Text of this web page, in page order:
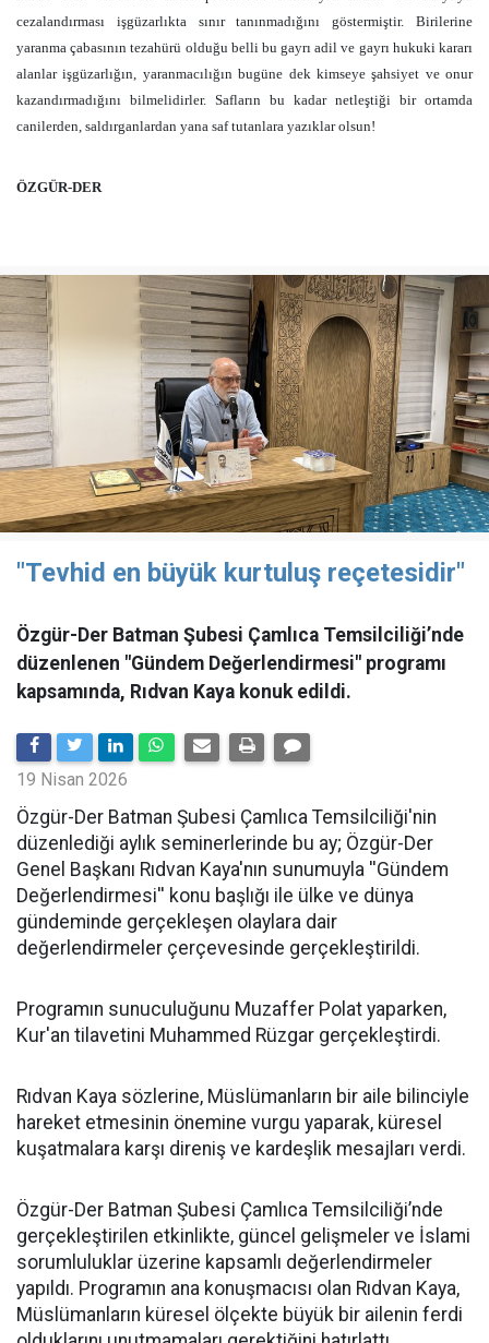
cezalandırması işgüzarlıkta sınır tanınmadığını göstermiştir. Birilerine
yaranma çabasının tezahürü olduğu belli bu gayrı adil ve gayrı hukuki kararı
alanlar işgüzarlığın, yaranmacılığın bugüne dek kimseye şahsiyet ve onur
kazandırmadığını bilmelidirler. Safların bu kadar netleştiği bir ortamda
canilerden, saldırganlardan yana saf tutanlara yazıklar olsun!
ÖZGÜR-DER
"Tevhid en büyük kurtuluş reçetesidir"
Özgür-Der Batman Şubesi Çamlıca Temsilciliği’nde
düzenlenen "Gündem Değerlendirmesi" programı
kapsamında, Rıdvan Kaya konuk edildi.
19 Nisan 2026
​Özgür-Der Batman Şubesi Çamlıca Temsilciliği'nin
düzenlediği aylık seminerlerinde bu ay; Özgür-Der
Genel Başkanı Rıdvan Kaya'nın sunumuyla ''Gündem
Değerlendirmesi'' konu başlığı ile ülke ve dünya
gündeminde gerçekleşen olaylara dair
değerlendirmeler çerçevesinde gerçekleştirildi.
Programın sunuculuğunu Muzaffer Polat yaparken,
Kur'an tilavetini Muhammed Rüzgar gerçekleştirdi.
Rıdvan Kaya sözlerine, Müslümanların bir aile bilinciyle
hareket etmesinin önemine vurgu yaparak, küresel
kuşatmalara karşı direniş ve kardeşlik mesajları verdi.
Özgür-Der Batman Şubesi Çamlıca Temsilciliği’nde
gerçekleştirilen etkinlikte, güncel gelişmeler ve İslami
sorumluluklar üzerine kapsamlı değerlendirmeler
yapıldı. Programın ana konuşmacısı olan Rıdvan Kaya,
Müslümanların küresel ölçekte büyük bir ailenin ferdi